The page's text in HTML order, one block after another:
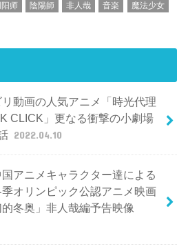
阳师 陰陽師 非人哉 音楽 魔法少女
リ動画の人気アニメ「時光代理
CLICK」更なる衝撃の小劇場
2022.04.10
国アニメキャラクター達による
オリンピック公認アニメ映画
的冬奥」非人哉編予告映像